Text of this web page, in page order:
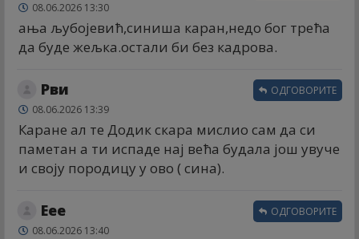
08.06.2026 13:30
ања љубојевић,синиша каран,недо бог трећа
да буде жељка.остали би без кадрова.
Рви
08.06.2026 13:39
Каране ал те Додик скара мислио сам да си
паметан а ти испаде нај већа будала још увуче
и своју породицу у ово ( сина).
ОДГОВОРИТЕ
Еее
08.06.2026 13:40
ОДГОВОРИТЕ